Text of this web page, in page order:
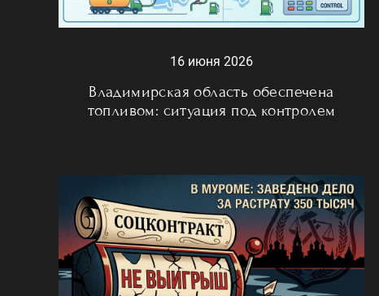
16 июня 2026
Владимирская область обеспечена
топливом: ситуация под контролем